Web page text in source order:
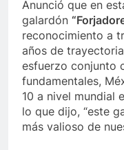
Anunció que en
galardón
reconocimiento a
años de
esfuerzo conjunto
fundamentales,
10 a nivel mundial
lo que dijo, “este
más valioso de